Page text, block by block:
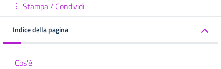
Stampa / Condividi
Indice della pagina
Cos'è